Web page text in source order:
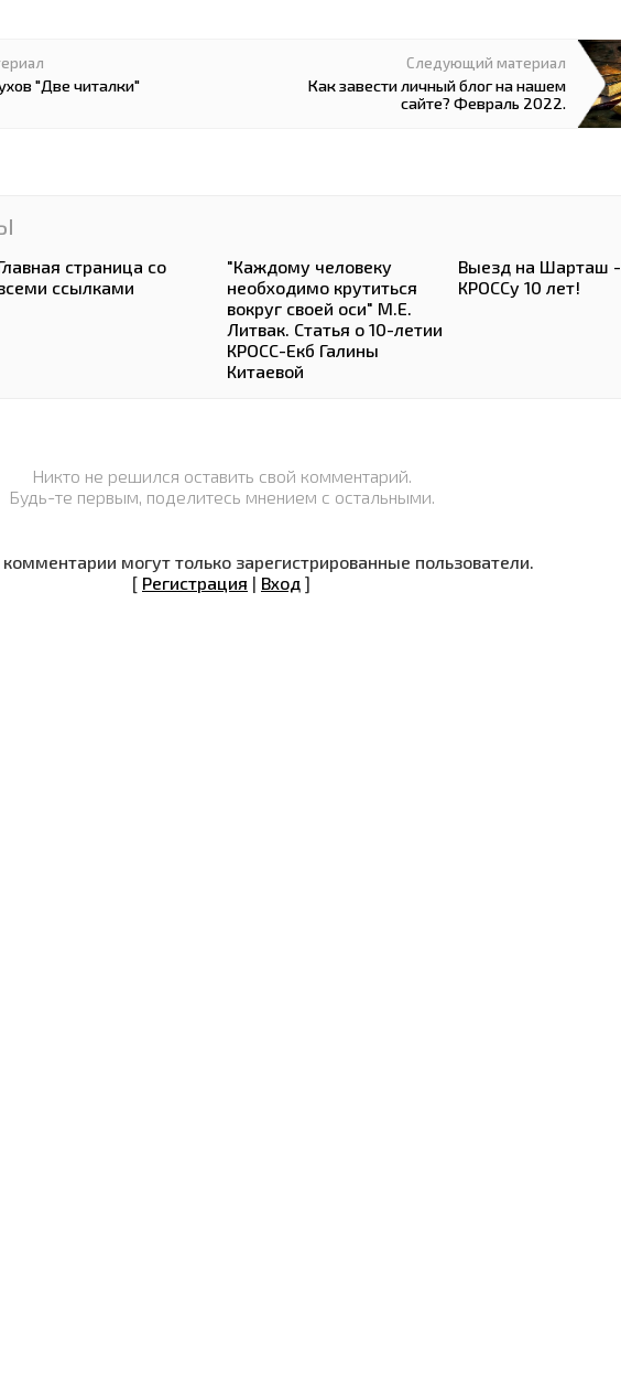
"Две читалки"
Следующий материал
Как завести личный блог на нашем
сайте? Февраль 2022.
страница со
ссылками
"Каждому человеку
необходимо крутиться
вокруг своей оси" М.Е.
Литвак. Статья о 10-летии
КРОСС-Екб Галины
Китаевой
Выезд на Шарташ -
КРОССу 10 лет!
Никто не решился оставить свой комментарий.
Будь-те первым, поделитесь мнением с остальными.
могут только зарегистрированные пользователи.
[ Регистрация | Вход ]